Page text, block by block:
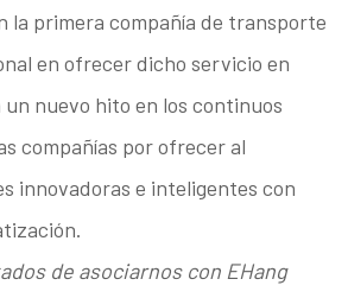
la primera compañía de transporte
en ofrecer dicho servicio en
nuevo hito en los continuos
compañías por ofrecer al
innovadoras e inteligentes con
de asociarnos con EHang